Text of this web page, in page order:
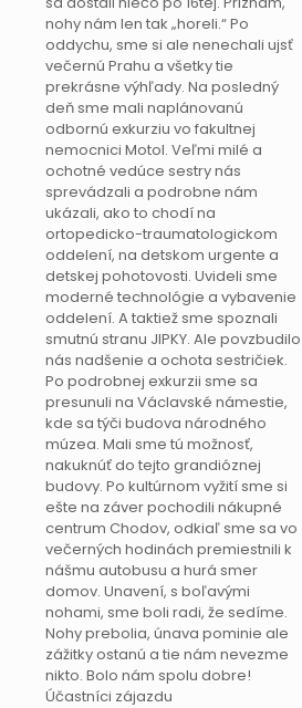
nohy nám len tak „horeli.“ Po
oddychu, sme si ale nenechali ujsť
večernú Prahu a všetky tie
prekrásne výhľady. Na posledný
deň sme mali naplánovanú
odbornú exkurziu vo fakultnej
nemocnici Motol. Veľmi milé a
ochotné vedúce sestry nás
sprevádzali a podrobne nám
ukázali, ako to chodí na
ortopedicko-traumatologickom
oddelení, na detskom urgente a
detskej pohotovosti. Uvideli sme
moderné technológie a vybavenie
oddelení. A taktiež sme spoznali
smutnú stranu JIPKY. Ale povzbudilo
nás nadšenie a ochota sestričiek.
Po podrobnej exkurzii sme sa
presunuli na Václavské námestie,
kde sa týči budova národného
múzea. Mali sme tú možnosť,
nakuknúť do tejto grandióznej
budovy. Po kultúrnom vyžití sme si
ešte na záver pochodili nákupné
centrum Chodov, odkiaľ sme sa vo
večerných hodinách premiestnili k
nášmu autobusu a hurá smer
domov. Unavení, s boľavými
nohami, sme boli radi, že sedíme.
Nohy prebolia, únava pominie ale
zážitky ostanú a tie nám nevezme
nikto. Bolo nám spolu dobre!
Účastníci zájazdu